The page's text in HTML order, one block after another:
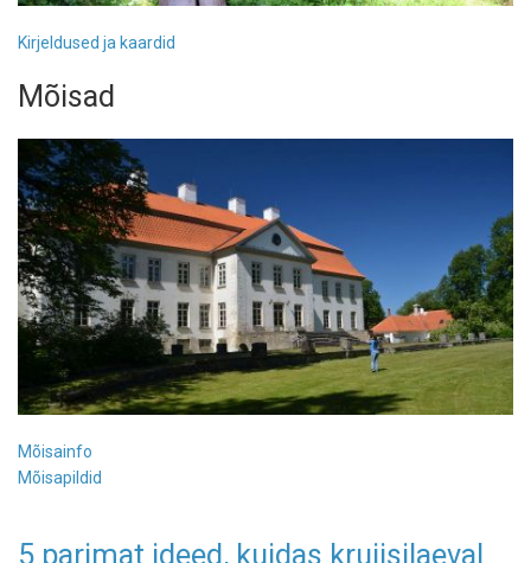
Kirjeldused ja kaardid
Mõisad
Mõisainfo
Mõisapildid
5 parimat ideed, kuidas kruiisilaeval